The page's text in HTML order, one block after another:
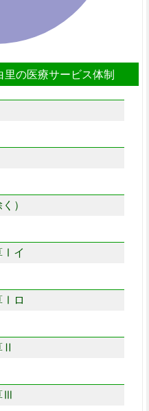
の医療サービス体制
）
Ⅰイ
Ⅰロ
Ⅱ
Ⅲ